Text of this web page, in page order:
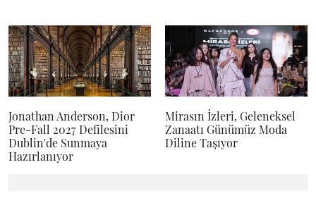
Jonathan Anderson, Dior
Pre-Fall 2027 Defilesini
Dublin'de Sunmaya
Hazırlanıyor
Mirasın İzleri, Geleneksel
Zanaatı Günümüz Moda
Diline Taşıyor